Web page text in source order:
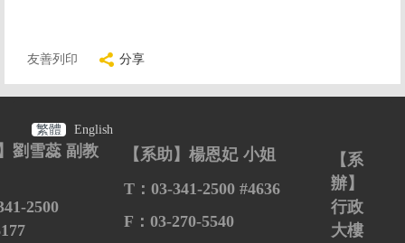
友善列印 分享
繁體 English
劉雪蕊 副教
2500
【系助】楊恩妃 小姐
T ： 03-341-2500 #4636
F： 03-270-5540
【系
辦】
行政
大樓